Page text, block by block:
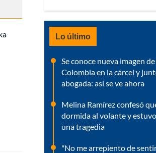
Lo último
Se conoce nueva imagen
Colombia en la cárcel y
abogada: así se ve ahora
Melina Ramírez confesó
dormida al volante y
una tragedia
"No me arrepiento de